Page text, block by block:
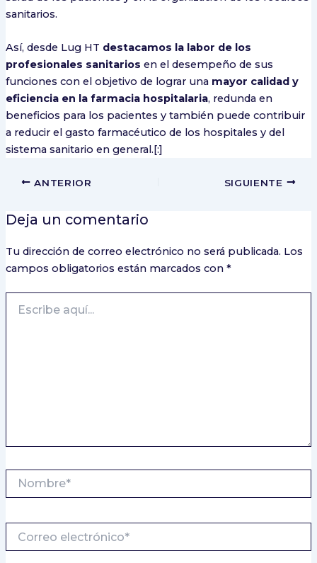
sanitarios.
Así, desde Lug HT destacamos la labor de los
profesionales sanitarios en el desempeño de sus
funciones con el objetivo de lograr una mayor calidad y
eficiencia en la farmacia hospitalaria, redunda en
beneficios para los pacientes y también puede contribuir
a reducir el gasto farmacéutico de los hospitales y del
sistema sanitario en general.[:]
ANTERIOR SIGUIENTE
Deja un comentario
Tu dirección de correo electrónico no será publicada. Los
campos obligatorios están marcados con *
aquí...
Nombre*
Correo
electrónico*